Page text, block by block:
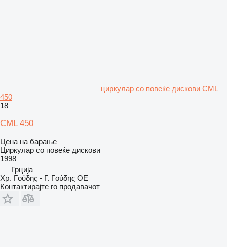
циркулар со повеќе дискови CML
450
18
CML 450
Цена на барање
Циркулар со повеќе дискови
1998
Грција
Χρ. Γούδης - Γ. Γούδης ΟΕ
Контактирајте го продавачот